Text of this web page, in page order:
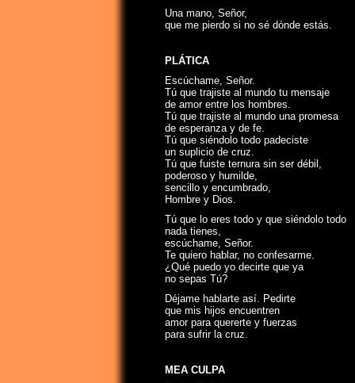
Una mano, Señor,
que me pierdo si no sé dónde estás.
PLÁTICA
Escúchame, Señor.
Tú que trajiste al mundo tu mensaje
de amor entre los hombres.
Tú que trajiste al mundo una promesa
de esperanza y de fe.
Tú que siéndolo todo padeciste
un suplicio de cruz.
Tú que fuiste ternura sin ser débil,
poderoso y humilde,
sencillo y encumbrado,
Hombre y Dios.
Tú que lo eres todo y que siéndolo todo
nada tienes,
escúchame, Señor.
Te quiero hablar, no confesarme.
¿Qué puedo yo decirte que ya
no sepas Tú?
Déjame hablarte así. Pedirte
que mis hijos encuentren
amor para quererte y fuerzas
para sufrir la cruz.
MEA CULPA